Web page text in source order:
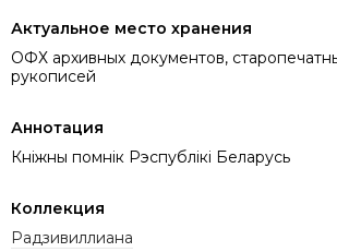
Актуальное место хранения
ОФХ архивных документов,
рукописей
Аннотация
Кніжны помнік Рэспублікі Беларусь
Коллекция
Радзивиллиана